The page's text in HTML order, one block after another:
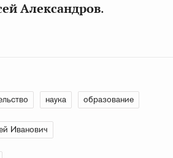
Александров.
наука образование
Иванович